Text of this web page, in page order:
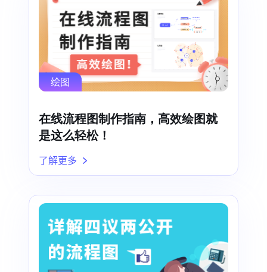
绘图
在线流程图制作指南，高效绘图就
是这么轻松！
了解更多